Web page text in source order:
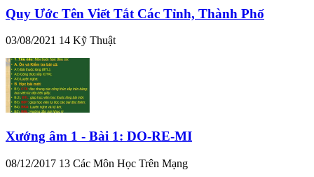
Quy Ước Tên Viết Tắt Các Tỉnh, Thành Phố
03/08/2021 14 Kỹ Thuật
Xướng âm 1 - Bài 1: DO-RE-MI
08/12/2017 13 Các Môn Học Trên Mạng